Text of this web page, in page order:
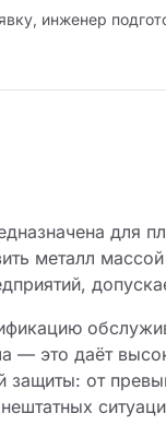
инженер
для
металл
— это даёт
защиты: от